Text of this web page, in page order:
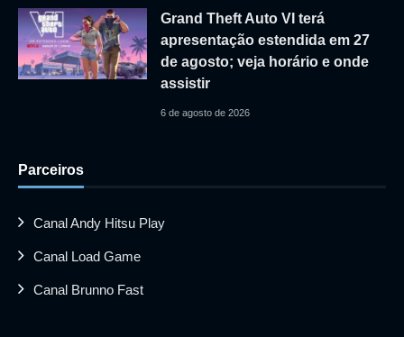
Grand Theft Auto VI terá
apresentação estendida em 27
de agosto; veja horário e onde
assistir
6 de agosto de 2026
Parceiros
Canal Andy Hitsu Play
Canal Load Game
Canal Brunno Fast